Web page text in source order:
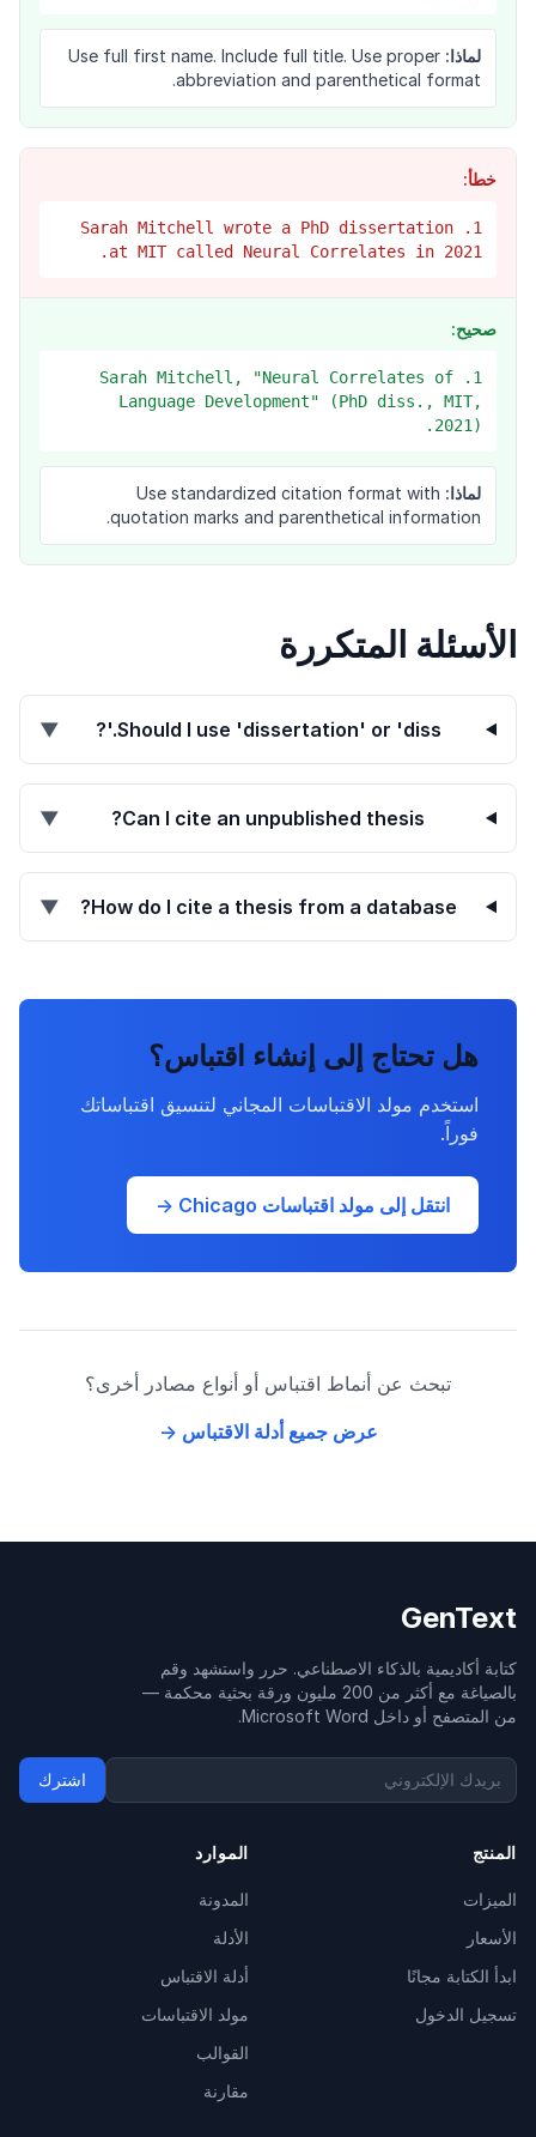
لماذا: Use full first name. Include full title. Use proper
abbreviation and parenthetical format.
خطأ:
1. Sarah Mitchell wrote a PhD dissertation
at MIT called Neural Correlates in 2021.
صحيح:
1. Sarah Mitchell, "Neural Correlates of
Language Development" (PhD diss., MIT,
2021).
لماذا: Use standardized citation format with
quotation marks and parenthetical information.
الأسئلة المتكررة
Should I use 'dissertation' or 'diss.'?
▼
Can I cite an unpublished thesis?
▼
How do I cite a thesis from a database?
▼
هل تحتاج إلى إنشاء اقتباس؟
استخدم مولد الاقتباسات المجاني لتنسيق اقتباساتك
فوراً.
انتقل إلى مولد اقتباسات Chicago →
تبحث عن أنماط اقتباس أو أنواع مصادر أخرى؟
عرض جميع أدلة الاقتباس →
GenText
كتابة أكاديمية بالذكاء الاصطناعي. حرر واستشهد وقم
بالصياغة مع أكثر من 200 مليون ورقة بحثية محكمة —
من المتصفح أو داخل Microsoft Word.
اشترك
المنتج
الميزات
الأسعار
ابدأ الكتابة مجانًا
تسجيل الدخول
الموارد
المدونة
الأدلة
أدلة الاقتباس
مولد الاقتباسات
القوالب
مقارنة